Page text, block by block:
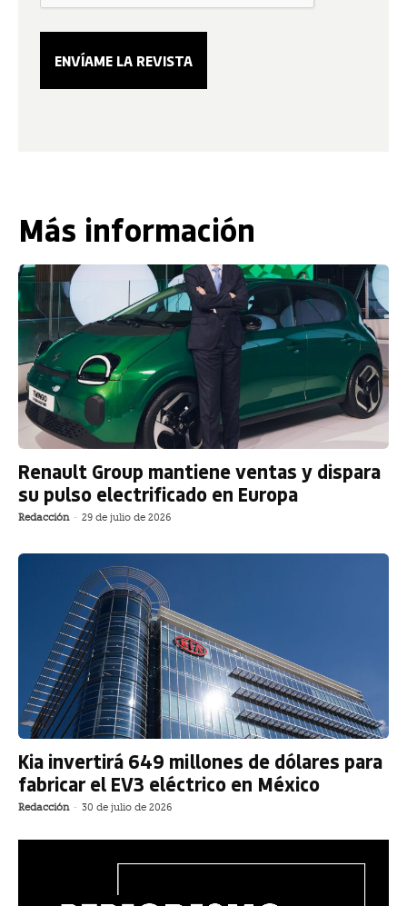
Más información
Renault Group mantiene ventas y dispara
su pulso electrificado en Europa
Redacción - 29 de julio de 2026
Kia invertirá 649 millones de dólares para
fabricar el EV3 eléctrico en México
Redacción - 30 de julio de 2026